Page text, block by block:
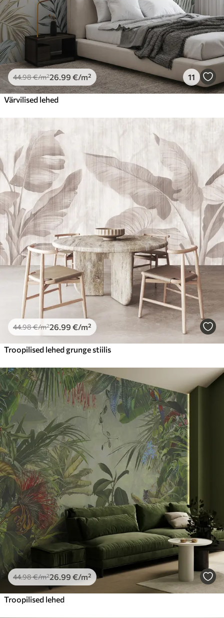
Peel and Stick
81.67 49.00€ /m²
44.98€/m²26 .99 €/m² 11
Värvilised lehed
44.98€/m²26 .99 €/m²
Troopilised lehed grunge stiilis
44.98€/m²26 .99 €/m²
Troopilised lehed